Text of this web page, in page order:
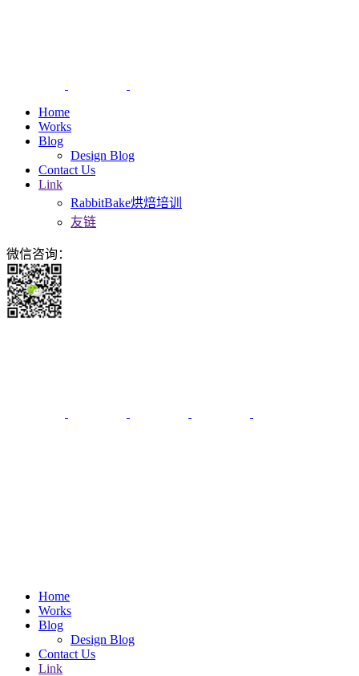
Home
Works
Blog
Design Blog
Contact Us
Link
RabbitBake烘焙培训
友链
微信咨询：
Home
Works
Blog
Design Blog
Contact Us
Link